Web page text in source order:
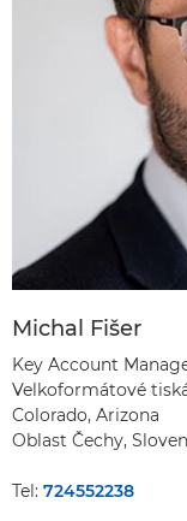
Michal Fišer
Key Account
Velkoformátové
Colorado, Arizona
Oblast Čechy,
Tel: 724552238